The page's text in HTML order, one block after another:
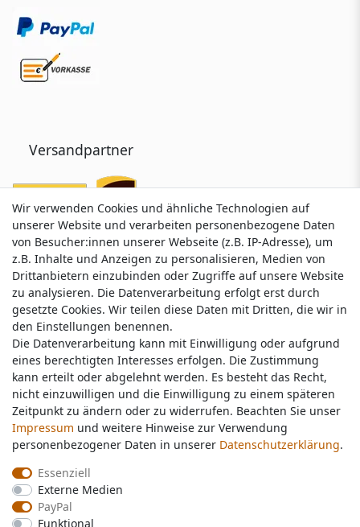
Versandpartner
Service & Kontakt
Wünschen Sie einen Rückruf?
service@nawajo.de
Schreiben Sie uns:
service@nawajo.de
Durchschnittliche Bewertung von
Wir verwenden Cookies und ähnliche Technologien auf
unserer Website und verarbeiten personenbezogene Daten
von Besucher:innen unserer Webseite (z.B. IP-Adresse), um
z.B. Inhalte und Anzeigen zu personalisieren, Medien von
Drittanbietern einzubinden oder Zugriffe auf unsere Website
zu analysieren. Die Datenverarbeitung erfolgt erst durch
gesetzte Cookies. Wir teilen diese Daten mit Dritten, die wir in
den Einstellungen benennen.
Die Datenverarbeitung kann mit Einwilligung oder aufgrund
eines berechtigten Interesses erfolgen. Die Zustimmung
kann erteilt oder abgelehnt werden. Es besteht das Recht,
nicht einzuwilligen und die Einwilligung zu einem späteren
Zeitpunkt zu ändern oder zu widerrufen. Beachten Sie unser
Impressum und weitere Hinweise zur Verwendung
personenbezogener Daten in unserer Daten­schutz­erklärung.
Essenziell
Externe Medien
PayPal
Funktional
Wir verwenden Cookies und ähnliche Technologien auf
unserer Website und verarbeiten personenbezogene Daten
von Besucher:innen unserer Webseite (z.B. IP-Adresse), um
z.B. Inhalte und Anzeigen zu personalisieren, Medien von
Drittanbietern einzubinden oder Zugriffe auf unsere Website
zu analysieren. Die Datenverarbeitung erfolgt erst durch
gesetzte Cookies. Wir teilen diese Daten mit Dritten, die wir in
den Einstellungen benennen.
Die Datenverarbeitung kann mit Einwilligung oder aufgrund
eines berechtigten Interesses erfolgen. Die Zustimmung
kann erteilt oder abgelehnt werden. Es besteht das Recht,
nicht einzuwilligen und die Einwilligung zu einem späteren
Zeitpunkt zu ändern oder zu widerrufen. Beachten Sie unser
Impressum und weitere Hinweise zur Verwendung
personenbezogener Daten in unserer Daten­schutz­erklärung.
Essenziell
Externe Medien
PayPal
Funktional